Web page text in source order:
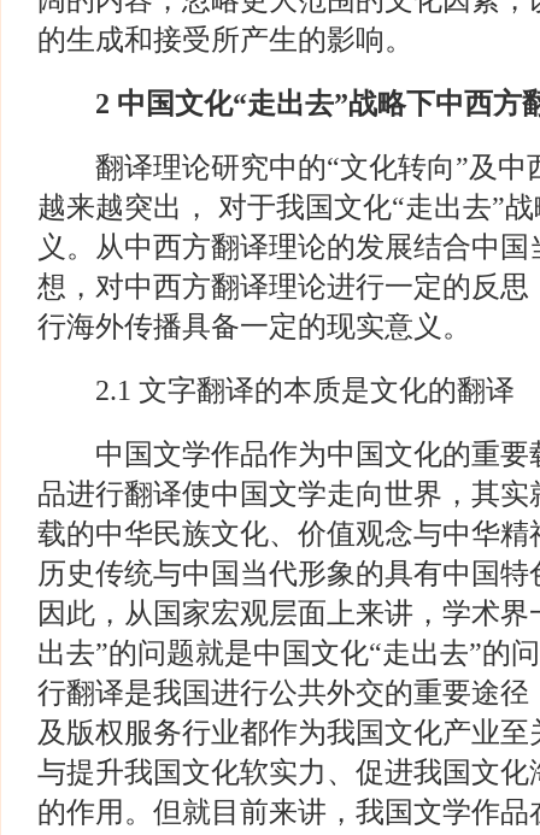
的生成和接受所产生的影响。
2 中国文化“走出去”战略下中西方
翻译理论研究中的“文化转向”及中
越来越突出， 对于我国文化“走出去”
义。从中西方翻译理论的发展结合中
想，对中西方翻译理论进行一定的反
行海外传播具备一定的现实意义。
2.1 文字翻译的本质是文化的翻译
中国文学作品作为中国文化的重要
品进行翻译使中国文学走向世界，其
载的中华民族文化、价值观念与中华
历史传统与中国当代形象的具有中国
因此，从国家宏观层面上来讲，学术
出去”的问题就是中国文化“走出去”的
行翻译是我国进行公共外交的重要途
及版权服务行业都作为我国文化产业
与提升我国文化软实力、促进我国文
的作用。但就目前来讲，我国文学作